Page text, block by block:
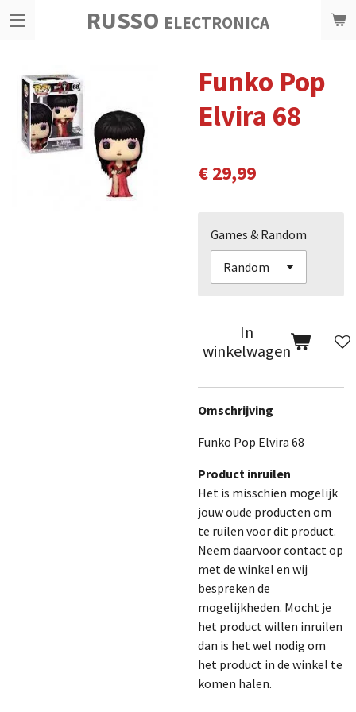
Ga
hoofdinhoud
RUSSO ELECTRONICA
Funko Pop
Elvira 68
€ 29,99
Games & Random
In
winkelwagen
Omschrijving
Funko Pop Elvira 68
Product inruilen
Het is misschien mogelijk
jouw oude producten om
te ruilen voor dit product.
Neem daarvoor contact op
met de winkel en wij
bespreken de
mogelijkheden. Mocht je
het product willen inruilen
dan is het wel nodig om
het product in de winkel te
komen halen.